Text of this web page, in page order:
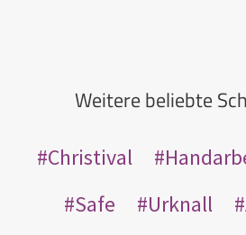
Weitere beliebte
Christival
Safe
Urknall